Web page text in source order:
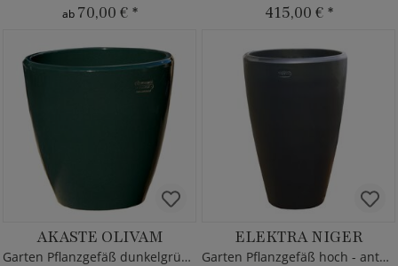
ab 70,00 € * 415,00 € *
AKASTE OLIVAM
Garten Pflanzgefäß dunkelgrün - rund
ELEKTRA NIGER
Garten Pflanzgefäß hoch - anthrazit